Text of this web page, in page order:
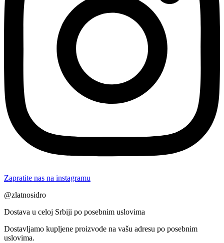
Zapratite nas na instagramu
@zlatnosidro
Dostava u celoj Srbiji po posebnim uslovima
Dostavljamo kupljene proizvode na vašu adresu po posebnim
uslovima.